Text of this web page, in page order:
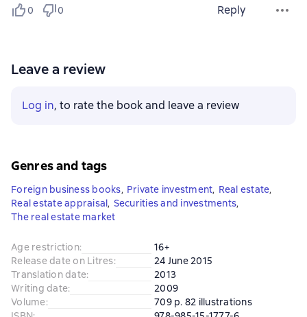
0 0 Reply
Leave a review
Log in, to rate the book and leave a review
Genres and tags
Foreign business books, Private investment, Real estate,
Real estate appraisal, Securities and investments,
The real estate market
Age restriction:
16+
Release date on Litres:
24 June 2015
Translation date:
2013
Writing date:
2009
Volume:
709 p. 82 illustrations